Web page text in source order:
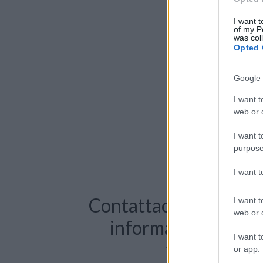
I want
of my
was
Opted
Google
I want
web or
I want
I want
I want
web or
I want
or app.
Contattaci per
informazioni o